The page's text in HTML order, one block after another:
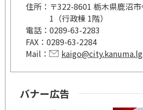
住所： 〒322-8601 栃木県鹿沼
1（行政棟 1階）
電話： 0289-63-2283
FAX： 0289-63-2284
Mail：
バナー広告